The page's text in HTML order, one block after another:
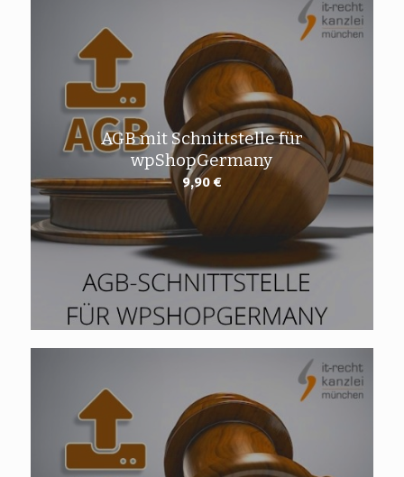
AGB mit Schnittstelle für
wpShopGermany
9,90€